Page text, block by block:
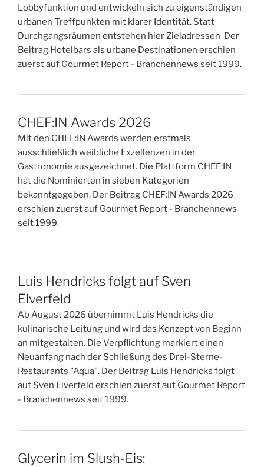
Lobbyfunktion und entwickeln sich zu eigenständigen
urbanen Treffpunkten mit klarer Identität. Statt
Durchgangsräumen entstehen hier Zieladressen Der
Beitrag Hotelbars als urbane Destinationen erschien
zuerst auf Gourmet Report - Branchennews seit 1999.
CHEF:IN Awards 2026
Mit den CHEF:IN Awards werden erstmals
ausschließlich weibliche Exzellenzen in der
Gastronomie ausgezeichnet. Die Plattform CHEF:IN
hat die Nominierten in sieben Kategorien
bekanntgegeben. Der Beitrag CHEF:IN Awards 2026
erschien zuerst auf Gourmet Report - Branchennews
seit 1999.
Luis Hendricks folgt auf Sven
Elverfeld
Ab August 2026 übernimmt Luis Hendricks die
kulinarische Leitung und wird das Konzept von Beginn
an mitgestalten. Die Verpflichtung markiert einen
Neuanfang nach der Schließung des Drei-Sterne-
Restaurants "Aqua". Der Beitrag Luis Hendricks folgt
auf Sven Elverfeld erschien zuerst auf Gourmet Report
- Branchennews seit 1999.
Glycerin im Slush-Eis: